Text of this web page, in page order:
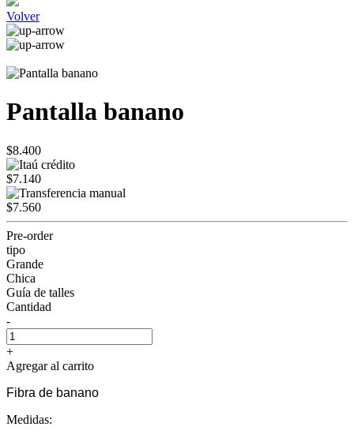
Volver
Pantalla banano
$8.400
$7.140
$7.560
Pre-order
tipo
Grande
Chica
Guía de talles
Cantidad
-
+
Agregar al carrito
Fibra de banano
Medidas: